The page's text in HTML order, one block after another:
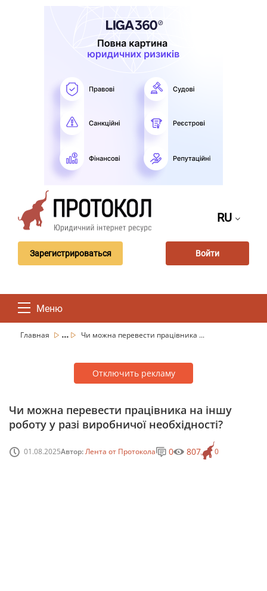
RU
Зарегистрироваться Войти
Меню
Главная ... Чи можна перевести працівника ...
Отключить рекламу
Чи можна перевести працівника на іншу
роботу у разі виробничої необхідності?
01.08.2025Автор:Лента от Протокола 0
0 807